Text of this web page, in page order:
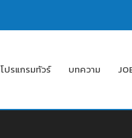
โปรแกรมทัวร์ บทความ